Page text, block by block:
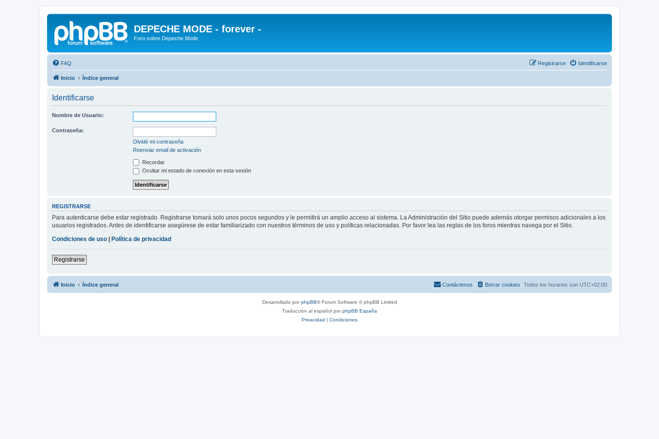
DEPECHE MODE - forever -
Foro sobre Depeche Mode
FAQ Identificarse
Registrarse
Inicio Índice general
Identificarse
Nombre de Usuario:
Contraseña:
Olvidé mi contraseña
Reenviar email de activación
Recordar
Ocultar mi estado de conexión en esta sesión
REGISTRARSE
Para autenticarse debe estar registrado. Registrarse tomará solo unos pocos segundos y le permitirá un amplio acceso al sistema. La Administración del Sitio puede además otorgar permisos adicionales a los
usuarios registrados. Antes de identificarse asegúrese de estar familiarizado con nuestros términos de uso y políticas relacionadas. Por favor lea las reglas de los foros mientras navega por el Sitio.
Condiciones de uso
Política de privacidad
Registrarse
Inicio Índice general Todos los horarios son UTC+02:00
Borrar cookies
Contáctenos
Desarrollado porphpBB® Forum Software © phpBB Limited
Traducción al español porphpBB España
Privacidad | Condiciones